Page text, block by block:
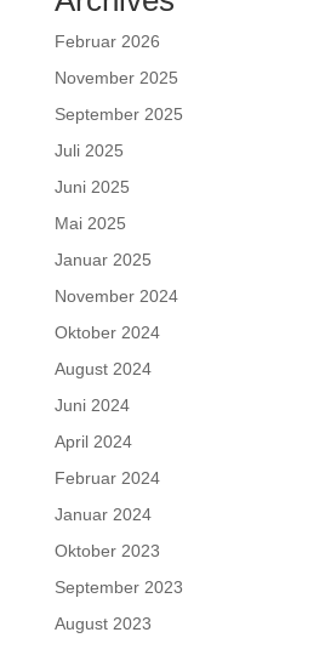
Februar 2026
November 2025
September 2025
Juli 2025
Juni 2025
Mai 2025
Januar 2025
November 2024
Oktober 2024
August 2024
Juni 2024
April 2024
Februar 2024
Januar 2024
Oktober 2023
September 2023
August 2023